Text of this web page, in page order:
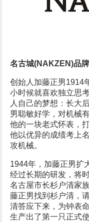
名古城(NAKZEN)品
创始人加藤正男1914
小时候就喜欢独立思
人自己的梦想：长大
男聪敏好学，对机械
他的一块老式怀表，
他以优异的成绩考上
攻机械。
1944年，加藤正男扩
经过长期的研发，将
名古屋市长杉户清家
藤正男找到杉户清，
清答应下来，为钟表
生产出了第一只正式